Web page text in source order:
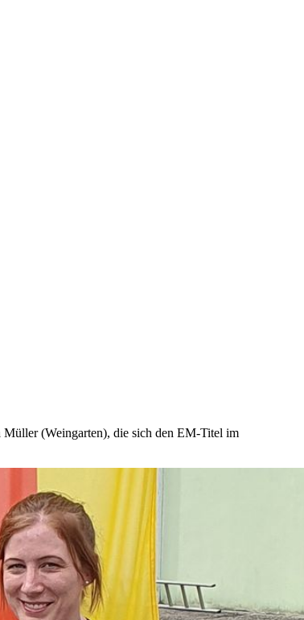
Müller (Weingarten), die sich den EM-Titel im